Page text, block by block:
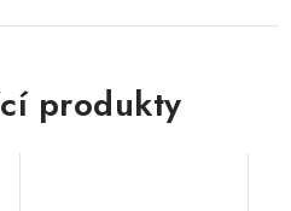
produkty